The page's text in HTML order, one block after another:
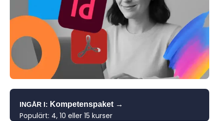
INGÅR I: Kompetenspaket →
Populärt: 4, 10 eller 15 kurser